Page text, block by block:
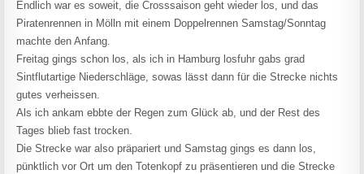
Endlich war es soweit, die Crosssaison geht wieder los, und das
Piratenrennen in Mölln mit einem Doppelrennen Samstag/Sonntag
machte den Anfang.
Freitag gings schon los, als ich in Hamburg losfuhr gabs grad
Sintflutartige Niederschläge, sowas lässt dann für die Strecke nichts
gutes verheissen.
Als ich ankam ebbte der Regen zum Glück ab, und der Rest des
Tages blieb fast trocken.
Die Strecke war also präpariert und Samstag gings es dann los,
pünktlich vor Ort um den Totenkopf zu präsentieren und die Strecke